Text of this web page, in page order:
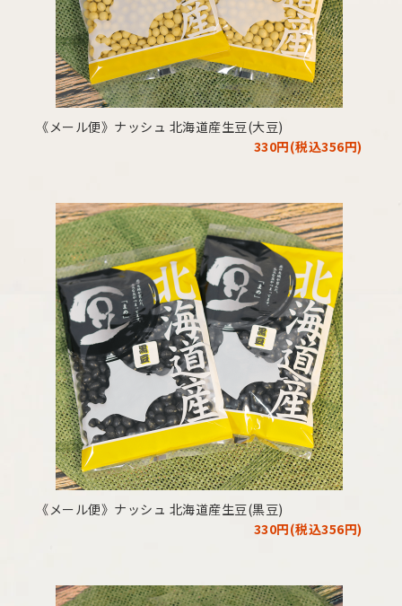
《メール便》ナッシュ 北海道産生豆(大豆)
330円(税込356円)
《メール便》ナッシュ 北海道産生豆(黒豆)
330円(税込356円)